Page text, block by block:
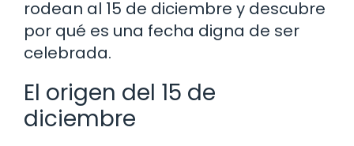
rodean al 15 de diciembre y descubre
por qué es una fecha digna de ser
celebrada.
El origen del 15 de
diciembre